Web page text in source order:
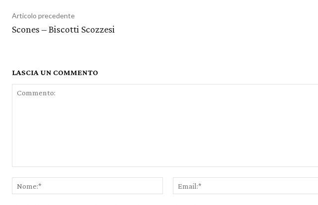
Articolo precedente
Scones – Biscotti Scozzesi
LASCIA UN COMMENTO